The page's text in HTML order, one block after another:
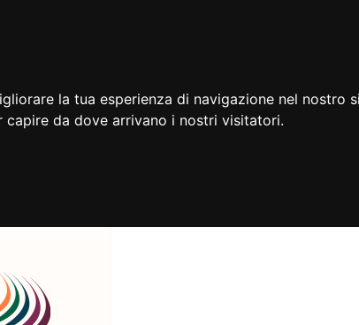
la tua esperienza di navigazione nel
da dove arrivano i nostri visitatori.